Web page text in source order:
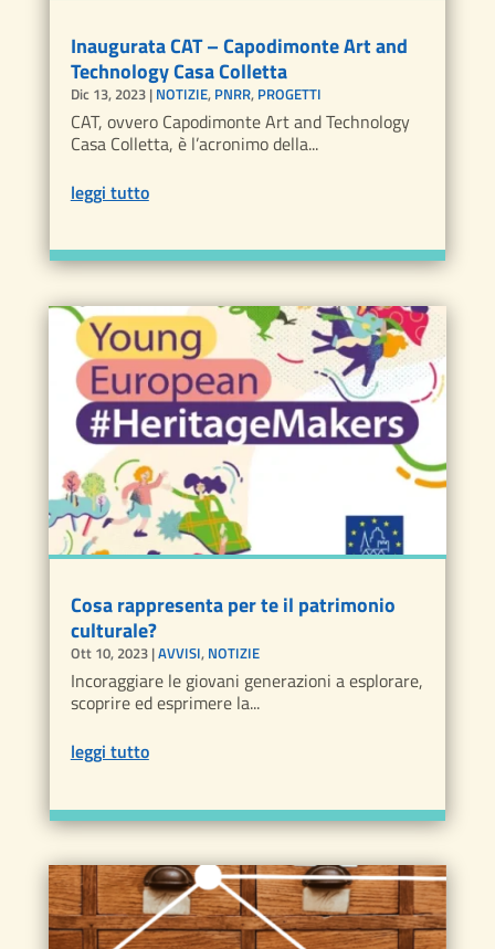
Inaugurata CAT – Capodimonte Art and
Technology Casa Colletta
Dic 13, 2023| NOTIZIE, PNRR, PROGETTI
CAT, ovvero Capodimonte Art and Technology
Casa Colletta, è l’acronimo della...
leggi tutto
Cosa rappresenta per te il patrimonio
culturale?
Ott 10, 2023|AVVISI, NOTIZIE
Incoraggiare le giovani generazioni a esplorare,
scoprire ed esprimere la...
leggi tutto